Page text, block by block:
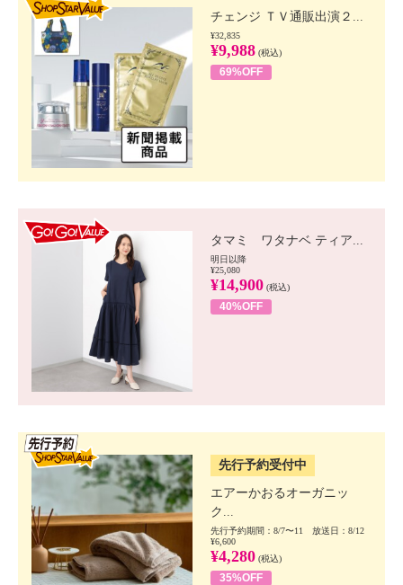
チェンジ ＴＶ通販出演２...
¥32,835
¥9,988 (税込)
69%OFF
タマミ ワタナベ ティア...
明日以降
¥25,080
¥14,900 (税込)
40%OFF
先行予約受付中
エアーかおるオーガニッ
ク...
先行予約期間：8/7〜11 放送日：8/12
¥6,600
¥4,280 (税込)
35%OFF